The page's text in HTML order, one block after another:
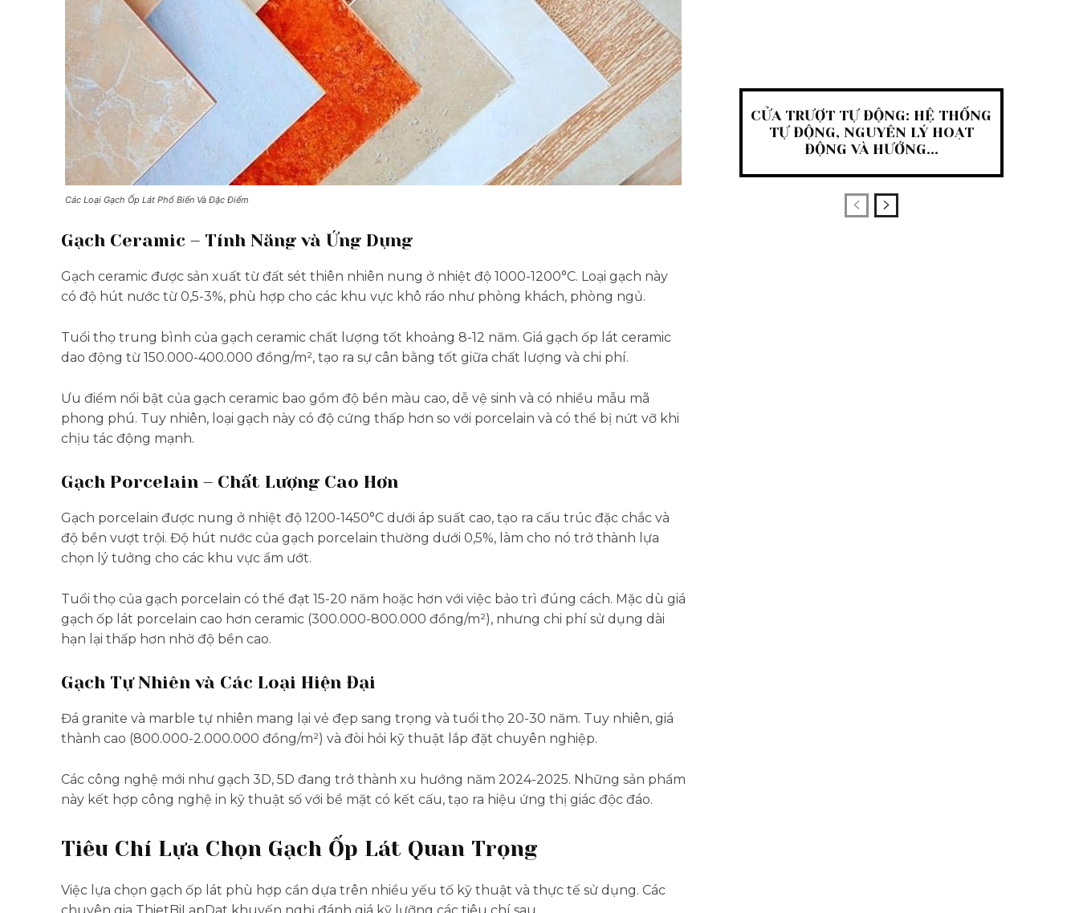
Các Loại Gạch Ốp Lát Phổ Biến Và Đặc Điểm
Gạch Ceramic – Tính Năng và Ứng Dụng
Gạch ceramic được sản xuất từ đất sét thiên nhiên nung ở nhiệt độ 1000-1200°C. Loại gạch này
có độ hút nước từ 0,5-3%, phù hợp cho các khu vực khô ráo như phòng khách, phòng ngủ.
Tuổi thọ trung bình của gạch ceramic chất lượng tốt khoảng 8-12 năm. Giá gạch ốp lát ceramic
dao động từ 150.000-400.000 đồng/m², tạo ra sự cân bằng tốt giữa chất lượng và chi phí.
Ưu điểm nổi bật của gạch ceramic bao gồm độ bền màu cao, dễ vệ sinh và có nhiều mẫu mã
phong phú. Tuy nhiên, loại gạch này có độ cứng thấp hơn so với porcelain và có thể bị nứt vỡ khi
chịu tác động mạnh.
Gạch Porcelain – Chất Lượng Cao Hơn
Gạch porcelain được nung ở nhiệt độ 1200-1450°C dưới áp suất cao, tạo ra cấu trúc đặc chắc và
độ bền vượt trội. Độ hút nước của gạch porcelain thường dưới 0,5%, làm cho nó trở thành lựa
chọn lý tưởng cho các khu vực ẩm ướt.
Tuổi thọ của gạch porcelain có thể đạt 15-20 năm hoặc hơn với việc bảo trì đúng cách. Mặc dù giá
gạch ốp lát porcelain cao hơn ceramic (300.000-800.000 đồng/m²), nhưng chi phí sử dụng dài
hạn lại thấp hơn nhờ độ bền cao.
Gạch Tự Nhiên và Các Loại Hiện Đại
Đá granite và marble tự nhiên mang lại vẻ đẹp sang trọng và tuổi thọ 20-30 năm. Tuy nhiên, giá
thành cao (800.000-2.000.000 đồng/m²) và đòi hỏi kỹ thuật lắp đặt chuyên nghiệp.
Các công nghệ mới như gạch 3D, 5D đang trở thành xu hướng năm 2024-2025. Những sản phẩm
này kết hợp công nghệ in kỹ thuật số với bề mặt có kết cấu, tạo ra hiệu ứng thị giác độc đáo.
Tiêu Chí Lựa Chọn Gạch Ốp Lát Quan Trọng
Việc lựa chọn gạch ốp lát phù hợp cần dựa trên nhiều yếu tố kỹ thuật và thực tế sử dụng. Các
CỬA TRƯỢT TỰ ĐỘNG: HỆ THỐNG
TỰ ĐỘNG, NGUYÊN LÝ HOẠT
ĐỘNG VÀ HƯỚNG...